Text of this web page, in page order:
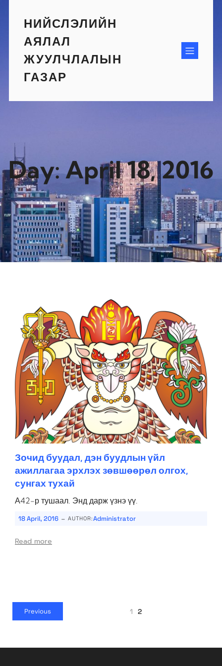
contentНИЙСЛЭЛИЙН
АЯЛАЛ
ЖУУЛЧЛАЛЫН
ГАЗАР
Day:April 18, 2016
Зочид буудал, дэн буудлын үйл
ажиллагаа эрхлэх зөвшөөрөл олгох,
сунгах тухай
А42-р тушаал. Энд дарж үзнэ үү.
18 April, 2016 - AUTHOR:Administrator
Read more
Previous 1 2